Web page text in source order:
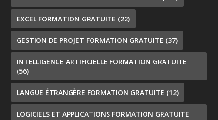
EXCEL FORMATION GRATUITE (22)
GESTION DE PROJET FORMATION GRATUITE (37)
INTELLIGENCE ARTIFICIELLE FORMATION GRATUITE
(56)
LANGUE ÉTRANGÈRE FORMATION GRATUITE (12)
LOGICIELS ET APPLICATIONS FORMATION GRATUITE